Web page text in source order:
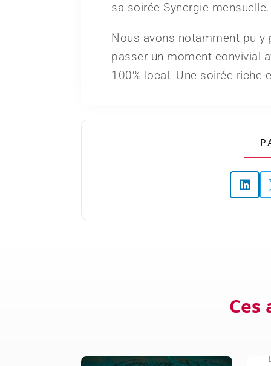
sa soirée Synergie mensuelle.
Nous avons notamment pu y
passer un moment convivial
100% local. Une soirée riche

Ces